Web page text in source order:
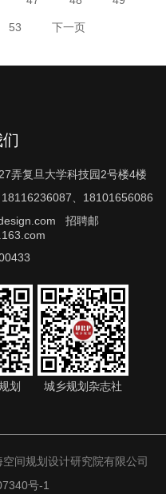
53 下一页
弄复旦大学科技园2号楼4楼
、18101656086
招聘邮
划 城乡规划杂志社
间规划设计研究院有限公司
号-1